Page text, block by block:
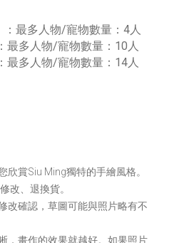
：最多人物/寵物數量：4人
最多人物/寵物數量：10人
最多人物/寵物數量：14人
欣賞Siu Ming獨特的手繪風格。
改、退換貨。
改確認，草圖可能與照片略有不
，畫作的效果就越好。如果照片